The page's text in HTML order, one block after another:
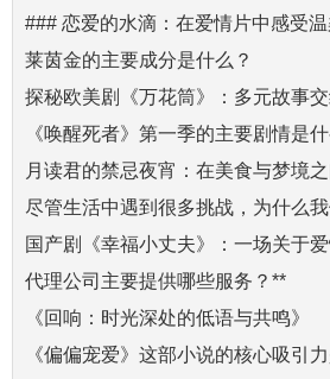
### 恋爱的水滴：在爱情片中感受
莱茵金的主要成分是什么？
探秘欧美剧《万花筒》：多元故事
《唤醒死者》第一季的主要剧情是什
月读君的禁忌夜宵：在美食与梦境
尽管生活中遇到很多挑战，为什么
国产剧《幸福小丈夫》：一场关于
代理公司主要提供哪些服务？**
《回响：时光深处的低语与共鸣》
《偏偏宠爱》这部小说的核心吸引